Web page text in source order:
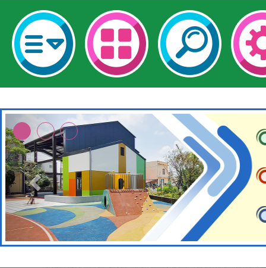
本校115學年度第2次